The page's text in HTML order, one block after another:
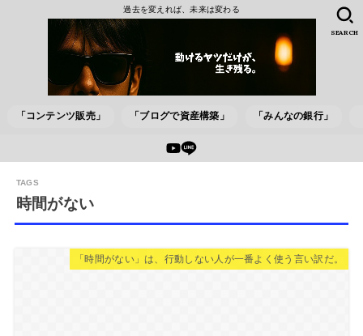
過去を変えれば、未来は変わる
「コンテンツ販売」 「ブログで資産構築」 「みんなの銀行」
SEARCH
時間がない
「時間がない」は、行動しない人が一番よく使う言い訳だ。